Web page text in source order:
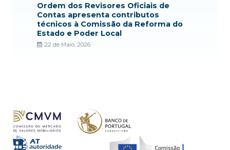
Ordem dos Revisores Oficiais de
Contas apresenta contributos
técnicos à Comissão da Reforma do
Estado e Poder Local
22 de Maio, 2026